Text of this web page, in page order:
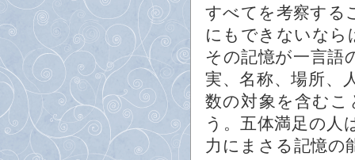
すべてを考察する
にもできないなら
その記憶が一言語
実、名称、場所、
数の対象を含む
う。五体満足の人
力にまさる記憶の